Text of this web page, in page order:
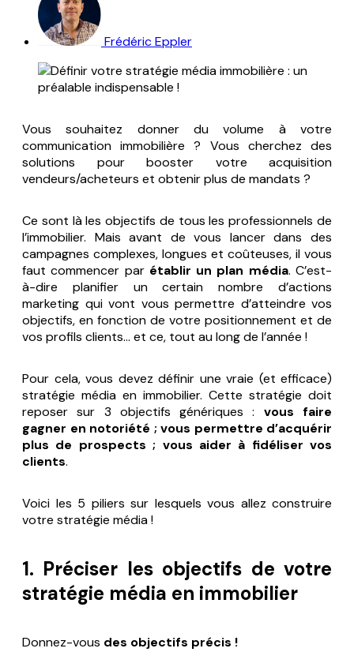
Frédéric Eppler
Vous souhaitez donner du volume à votre
communication immobilière ? Vous cherchez des
solutions pour booster votre acquisition
vendeurs/acheteurs et obtenir plus de mandats ?
Ce sont là les objectifs de tous les professionnels de
l’immobilier. Mais avant de vous lancer dans des
campagnes complexes, longues et coûteuses, il vous
faut commencer par établir un plan média. C’est-
à-dire planifier un certain nombre d’actions
marketing qui vont vous permettre d’atteindre vos
objectifs, en fonction de votre positionnement et de
vos profils clients… et ce, tout au long de l’année !
Pour cela, vous devez définir une vraie (et efficace)
stratégie média en immobilier. Cette stratégie doit
reposer sur 3 objectifs génériques : vous faire
gagner en notoriété ; vous permettre d’acquérir
plus de prospects ; vous aider à fidéliser vos
clients.
Voici les 5 piliers sur lesquels vous allez construire
votre stratégie média !
1. Préciser les objectifs de votre
stratégie média en immobilier
Donnez-vous des objectifs précis !